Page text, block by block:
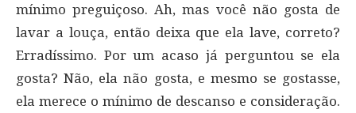
mínimo preguiçoso. Ah, mas você não gosta de
lavar a louça, então deixa que ela lave, correto?
Erradíssimo. Por um acaso já perguntou se ela
gosta? Não, ela não gosta, e mesmo se gostasse,
ela merece o mínimo de descanso e consideração.